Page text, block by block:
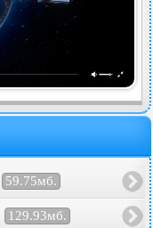
59.75мб.
129.93мб.